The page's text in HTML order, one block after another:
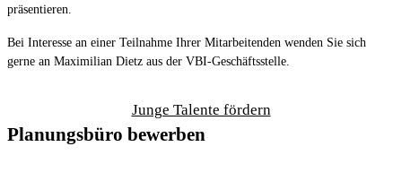
präsentieren.
Bei Interesse an einer Teilnahme Ihrer Mitarbeitenden wenden Sie sich
gerne an Maximilian Dietz aus der VBI-Geschäftsstelle.
Junge Talente fördern
Planungsbüro bewerben